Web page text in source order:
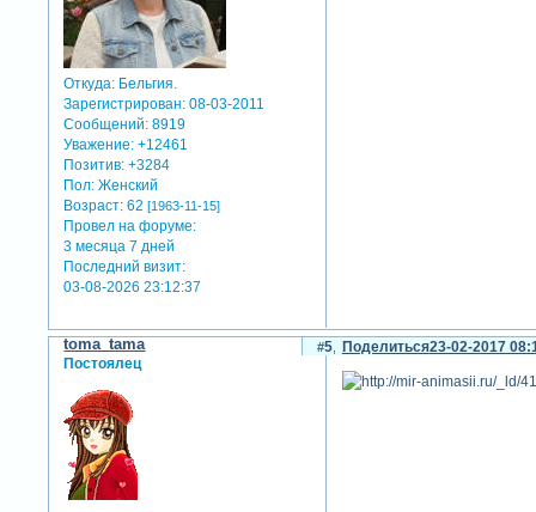
Откуда: Бельгия.
Зарегистрирован: 08-03-2011
Сообщений: 8919
Уважение: +12461
Позитив: +3284
Пол: Женский
Возраст: 62[1963-11-15]
Провел на форуме:
3 месяца 7 дней
Последний визит:
03-08-2026 23:12:37
Поделиться
5 23-02-2017
toma_tama
Постоялец